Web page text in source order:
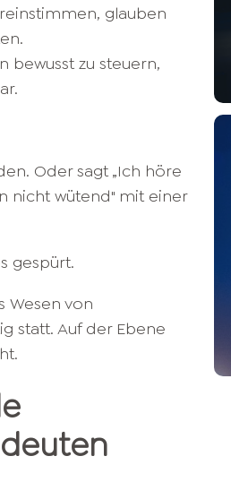
glauben
bewusst zu steuern,
Oder sagt „Ich höre
nicht wütend" mit einer
gespürt.
Wesen von
statt. Auf der Ebene